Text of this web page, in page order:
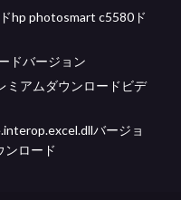
hp photosmart c5580ド
ドバージョン
ミアムダウンロードビデ
バージョ
ンロード